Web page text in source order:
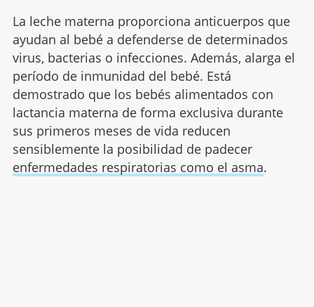
La leche materna proporciona anticuerpos que
ayudan al bebé a defenderse de determinados
virus, bacterias o infecciones. Además, alarga el
período de inmunidad del bebé. Está
demostrado que los bebés alimentados con
lactancia materna de forma exclusiva durante
sus primeros meses de vida reducen
sensiblemente la posibilidad de padecer
enfermedades respiratorias como el asma.